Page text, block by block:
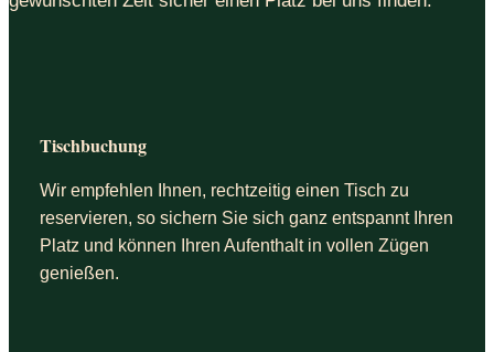
Tischbuchung
Wir empfehlen Ihnen, rechtzeitig einen Tisch zu
reservieren, so sichern Sie sich ganz entspannt Ihren
Platz und können Ihren Aufenthalt in vollen Zügen
genießen.